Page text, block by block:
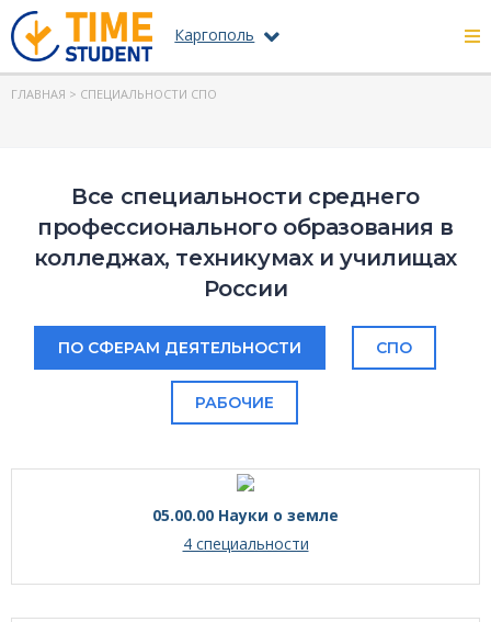
Каргополь
ГЛАВНАЯ > СПЕЦИАЛЬНОСТИ СПО
Все специальности среднего
профессионального образования в
колледжах, техникумах и училищах
России
ПО СФЕРАМ ДЕЯТЕЛЬНОСТИ СПО
РАБОЧИЕ
05.00.00 Науки о земле
4 специальности